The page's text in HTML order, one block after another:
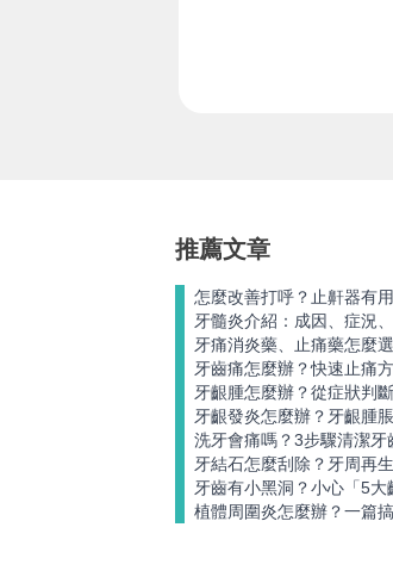
推薦文章
怎麼改善打呼？止鼾器有
牙髓炎介紹：成因、症況
牙痛消炎藥、止痛藥怎麼
牙齒痛怎麼辦？快速止痛
牙齦腫怎麼辦？從症狀判
牙齦發炎怎麼辦？牙齦腫
洗牙會痛嗎？3步驟清潔牙
牙結石怎麼刮除？牙周再
牙齒有小黑洞？小心「5
植體周圍炎怎麼辦？一篇